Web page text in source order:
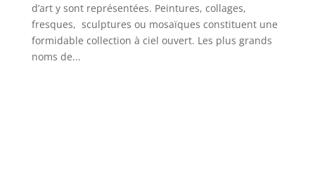
d’art y sont représentées. Peintures, collages,
fresques, sculptures ou mosaïques constituent une
formidable collection à ciel ouvert. Les plus grands
noms de...